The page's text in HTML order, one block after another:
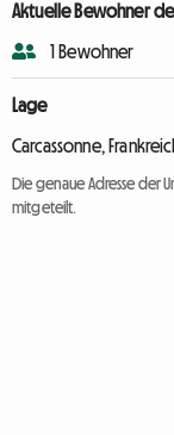
Aktuelle Bewohner
1 Bewohner
Lage
Carcassonne,
Die genaue Adresse der
mitgeteilt.